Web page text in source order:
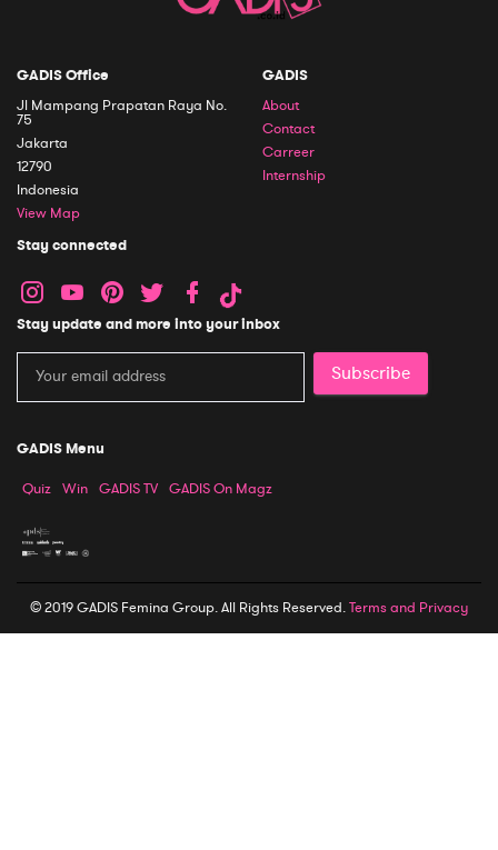
GADIS Office
Jl Mampang Prapatan Raya No.
75
Jakarta
12790
Indonesia
View Map
GADIS
About
Contact
Carreer
Internship
Stay connected
Stay update and more into your inbox
Subscribe
GADIS Menu
Quiz Win GADIS TV GADIS On Magz
© 2019 GADIS Femina Group. All Rights Reserved.Terms and Privacy